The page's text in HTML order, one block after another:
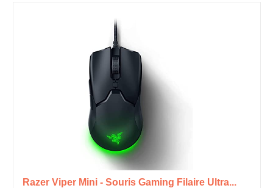
Razer Viper Mini - Souris Gaming Filaire Ultra...